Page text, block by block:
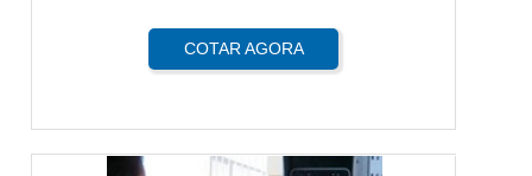
COTAR AGORA